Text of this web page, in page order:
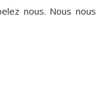
nous. Nous nous